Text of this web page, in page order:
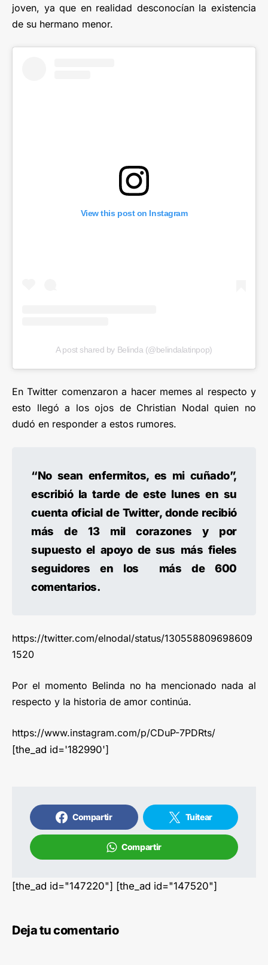
joven, ya que en realidad desconocían la existencia
de su hermano menor.
View this post on Instagram
A post shared by Belinda (@belindalatinpop)
En Twitter comenzaron a hacer memes al respecto y
esto llegó a los ojos de Christian Nodal quien no
dudó en responder a estos rumores.
“No sean enfermitos, es mi cuñado”,
escribió la tarde de este lunes en su
cuenta oficial de Twitter, donde recibió
más de 13 mil corazones y por
supuesto el apoyo de sus más fieles
seguidores en los más de 600
comentarios.
https://twitter.com/elnodal/status/130558809698609
1520
Por el momento Belinda no ha mencionado nada al
respecto y la historia de amor continúa.
https://www.instagram.com/p/CDuP-7PDRts/
[the_ad id='182990']
Compartir Tuitear
Compartir
[the_ad id="147220"] [the_ad id="147520"]
Deja tu comentario